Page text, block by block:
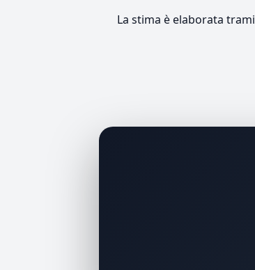
La stima è elaborata